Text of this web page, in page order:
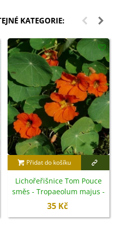
KATEGORIE:
Přidat do košíku
Lichořeřišnice Tom Pouce
směs - Tropaeolum majus -
semena - 15 ks
35 Kč